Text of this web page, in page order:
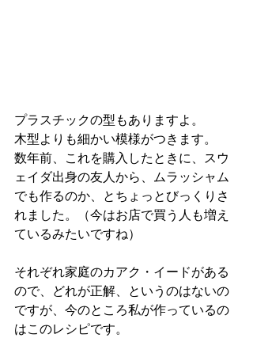
プラスチックの型もありますよ。
木型よりも細かい模様がつきます。
数年前、これを購入したときに、スウ
ェイダ出身の友人から、ムラッシャム
でも作るのか、とちょっとびっくりさ
れました。（今はお店で買う人も増え
ているみたいですね）
それぞれ家庭のカアク・イードがある
ので、どれが正解、というのはないの
ですが、今のところ私が作っているの
はこのレシピです。